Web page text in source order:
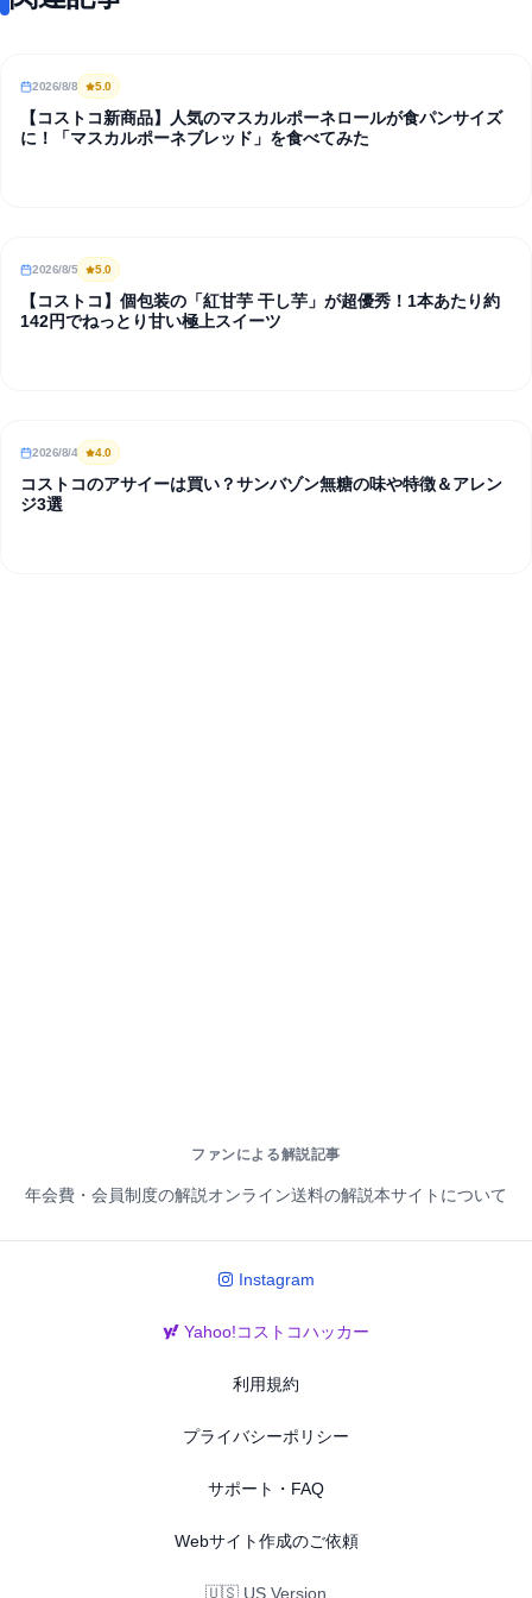
REVIEW
2026/8/8 5.0
【コストコ新商品】人気のマスカルポーネロールが食パンサイズ
に！「マスカルポーネブレッド」を食べてみた
REVIEW
2026/8/5 5.0
【コストコ】個包装の「紅甘芋 干し芋」が超優秀！1本あたり約
142円でねっとり甘い極上スイーツ
REVIEW
2026/8/4 4.0
コストコのアサイーは買い？サンバゾン無糖の味や特徴＆アレン
ジ3選
ファンによる解説記事
年会費・会員制度の解説オンライン送料の解説本サイトについて
Instagram
Yahoo!コストコハッカー
利用規約
プライバシーポリシー
サポート・FAQ
Webサイト作成のご依頼
🇺🇸 US Version